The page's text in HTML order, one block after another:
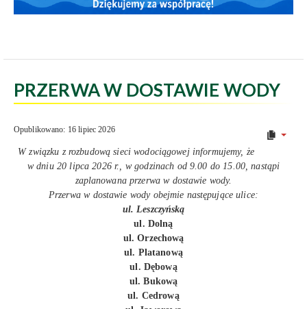
PRZERWA W DOSTAWIE WODY
Opublikowano: 16 lipiec 2026
W związku z rozbudową sieci wodociągowej informujemy, że
w dniu 20 lipca 2026 r., w godzinach od 9.00 do 15.00, nastąpi
zaplanowana przerwa w dostawie wody.
Przerwa w dostawie wody obejmie następujące ulice:
ul. Leszczyńską
ul. Dolną
ul. Orzechową
ul. Platanową
ul. Dębową
ul. Bukową
ul. Cedrową